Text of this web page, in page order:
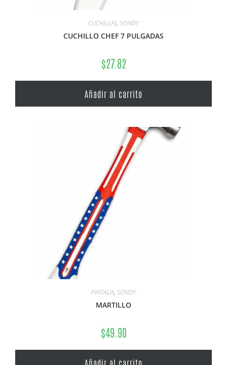
CUCHILLAS, SONDY
CUCHILLO CHEF 7 PULGADAS
$27.82
Añadir al carrito
PINTALIA, SONDY
MARTILLO
$49.90
Añadir al carrito